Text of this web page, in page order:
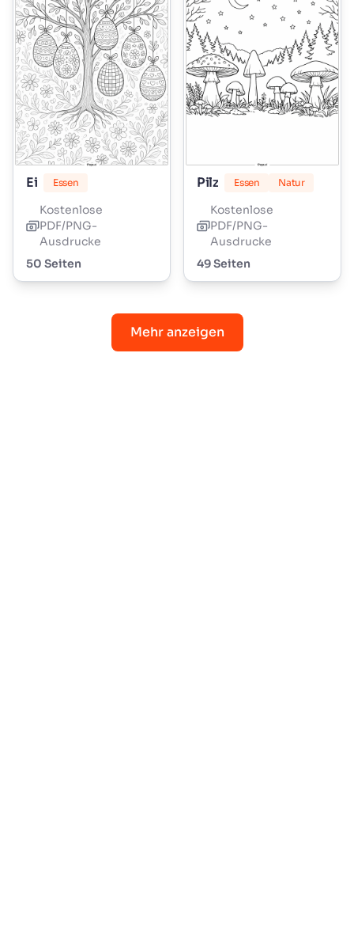
Ei Essen
Kostenlose
PDF/PNG-
Ausdrucke
50 Seiten
Pilz Essen Natur
Kostenlose
PDF/PNG-
Ausdrucke
49 Seiten
Mehr anzeigen